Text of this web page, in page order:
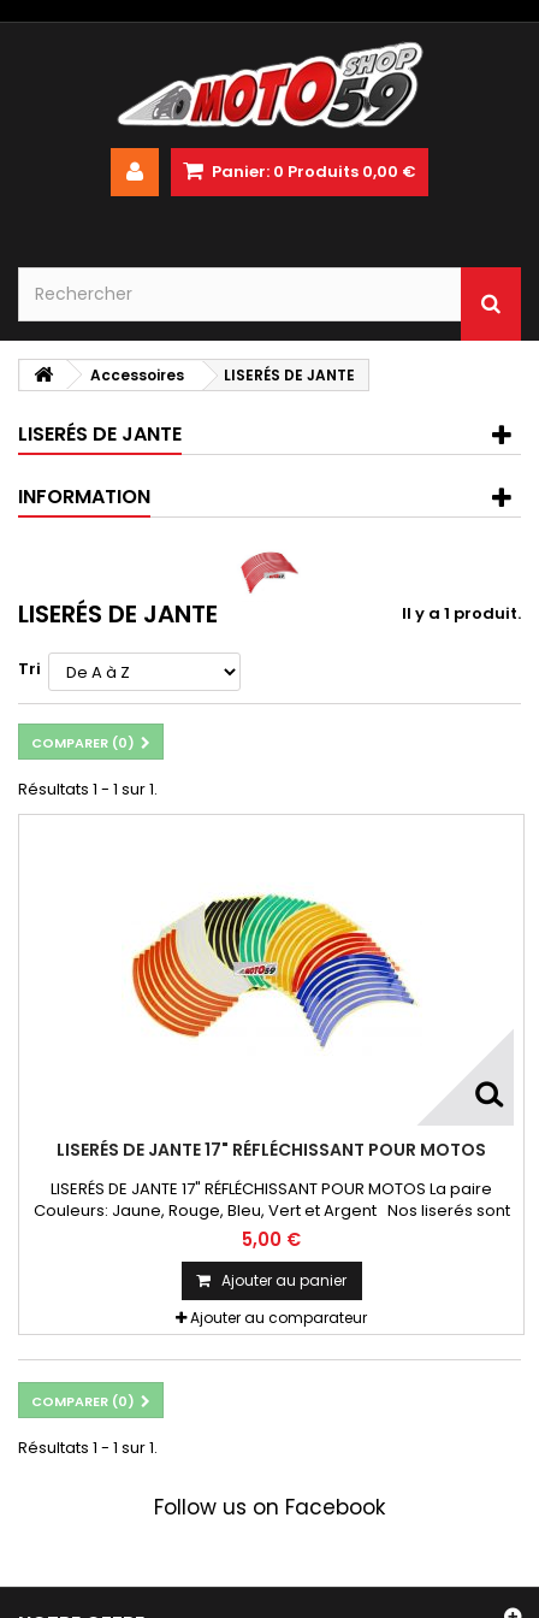
Panier: 0 Produits 0,00 €
Accessoires LISERÉS DE JANTE
LISERÉS DE JANTE
INFORMATION
LISERÉS DE JANTE Il y a 1 produit.
Tri
COMPARER (0)
Résultats 1 - 1 sur 1.
LISERÉS DE JANTE 17" RÉFLÉCHISSANT POUR MOTOS
LISERÉS DE JANTE 17" RÉFLÉCHISSANT POUR MOTOS La paire
Couleurs: Jaune, Rouge, Bleu, Vert et Argent Nos liserés sont
de très bonne qualité, ils résistent aux UV et résidus de
plaquettes, aux lavages et intempéries. Courbés et
prédécoupé la pose est plus facile.
5,00 €
Ajouter au panier
Ajouter au comparateur
COMPARER (0)
Résultats 1 - 1 sur 1.
Follow us on Facebook